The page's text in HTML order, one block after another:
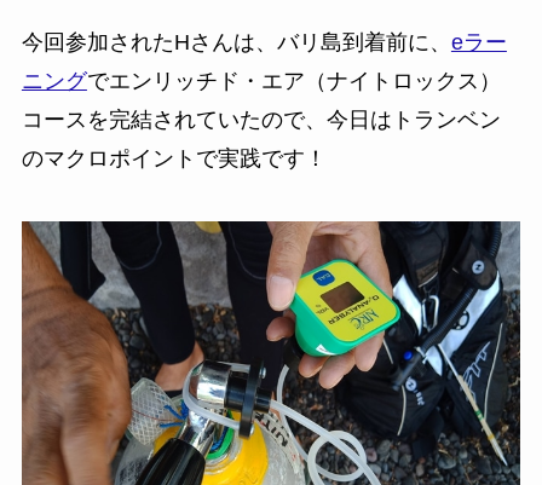
今回参加されたHさんは、バリ島到着前に、 eラー
ニングでエンリッチド・エア（ナイトロックス）
コースを完結されていたので、今日はトランベン
のマクロポイントで実践です！